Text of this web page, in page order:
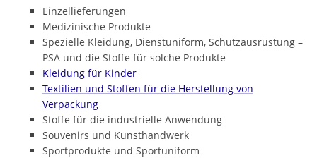
Einzellieferungen
Medizinische Produkte
Spezielle Kleidung, Dienstuniform, Schutzausrüstung –
PSA und die Stoffe für solche Produkte
Kleidung für Kinder
Textilien und Stoffen für die Herstellung von
Verpackung
Stoffe für die industrielle Anwendung
Souvenirs und Kunsthandwerk
Sportprodukte und Sportuniform